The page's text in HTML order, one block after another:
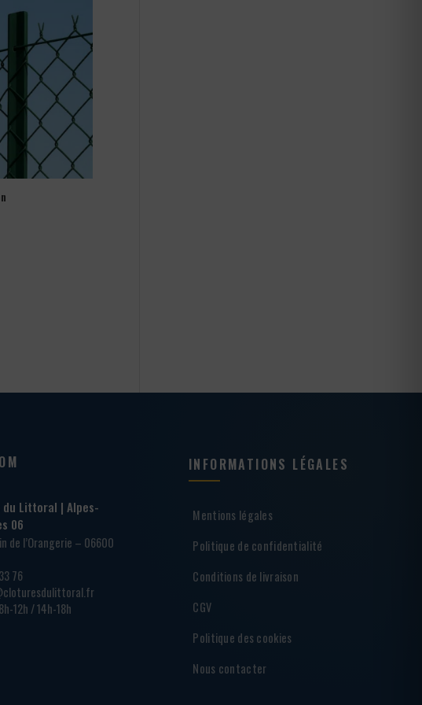
Littoral | Alpes-
06
de l’Orangerie – 06600
76
12h / 14h-18h
INFORMATIONS LÉGALES
Mentions légales
Politique de confidentialité
Conditions de livraison
CGV
Politique des cookies
Nous contacter